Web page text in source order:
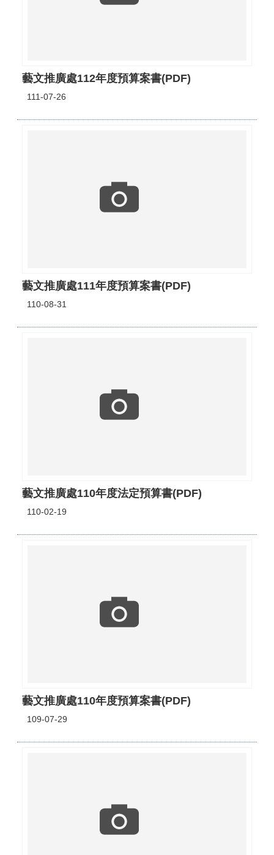
藝文推廣處112年度預算案書(PDF)
111-07-26
藝文推廣處111年度預算案書(PDF)
110-08-31
藝文推廣處110年度法定預算書(PDF)
110-02-19
藝文推廣處110年度預算案書(PDF)
109-07-29